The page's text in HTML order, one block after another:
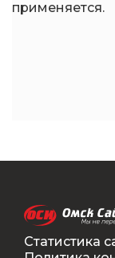
применяется.
Статистика